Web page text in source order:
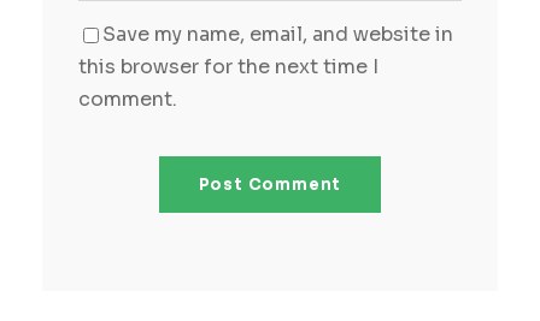
Save my name, email, and website in
this browser for the next time I
comment.